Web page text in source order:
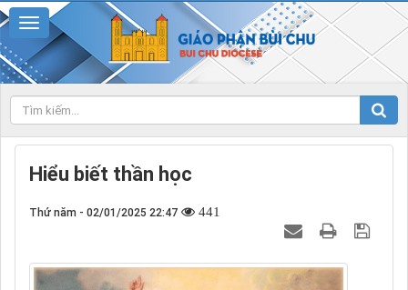
Hiểu biết thần học
Thứ năm - 02/01/2025 22:47 441